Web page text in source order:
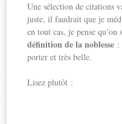
Une sélection de citations
juste, il faudrait que je
en tout cas, je pense qu’on
définition de la noblesse :
porter et très belle.
Lisez plutôt :